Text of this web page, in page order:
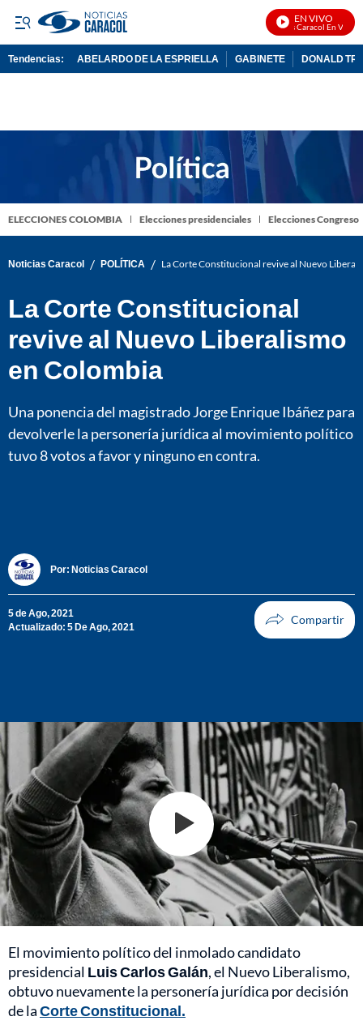
EN VIVO
Noticias Caracol En Vivo
Tendencias: ABELARDO DE LA ESPRIELLA GABINETE DONALD
ELECCIONES COLOMBIA Elecciones presidenciales Elecciones Congreso
Noticias Caracol / POLÍTICA / La Corte Constitucional revive al Nuevo
La Corte Constitucional
revive al Nuevo Liberalismo
en Colombia
Una ponencia del magistrado Jorge Enrique Ibáñez para
devolverle la personería jurídica al movimiento político
tuvo 8 votos a favor y ninguno en contra.
Por: Noticias Caracol
5 de Ago, 2021
Actualizado: 5 De Ago, 2021
El movimiento político del inmolado candidato
presidencial Luis Carlos Galán, el Nuevo Liberalismo,
obtuvo nuevamente la personería jurídica por decisión
de laCorte Constitucional.